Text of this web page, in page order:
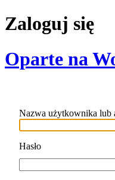
Zaloguj się
Oparte na
Nazwa użytkownika lub
Hasło